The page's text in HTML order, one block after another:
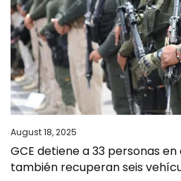
August 18, 2025
GCE detiene a 33 personas
también recuperan seis